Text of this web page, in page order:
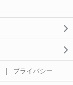
| プライバシー